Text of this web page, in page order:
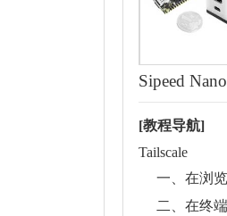
[教程导航]
Tailscale
一、在浏
二、在终